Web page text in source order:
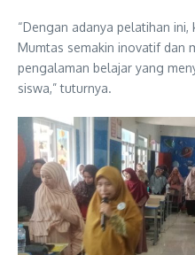
“Dengan adanya pelatihan
Mumtas semakin inovatif dan
pengalaman belajar yang
siswa,” tuturnya.